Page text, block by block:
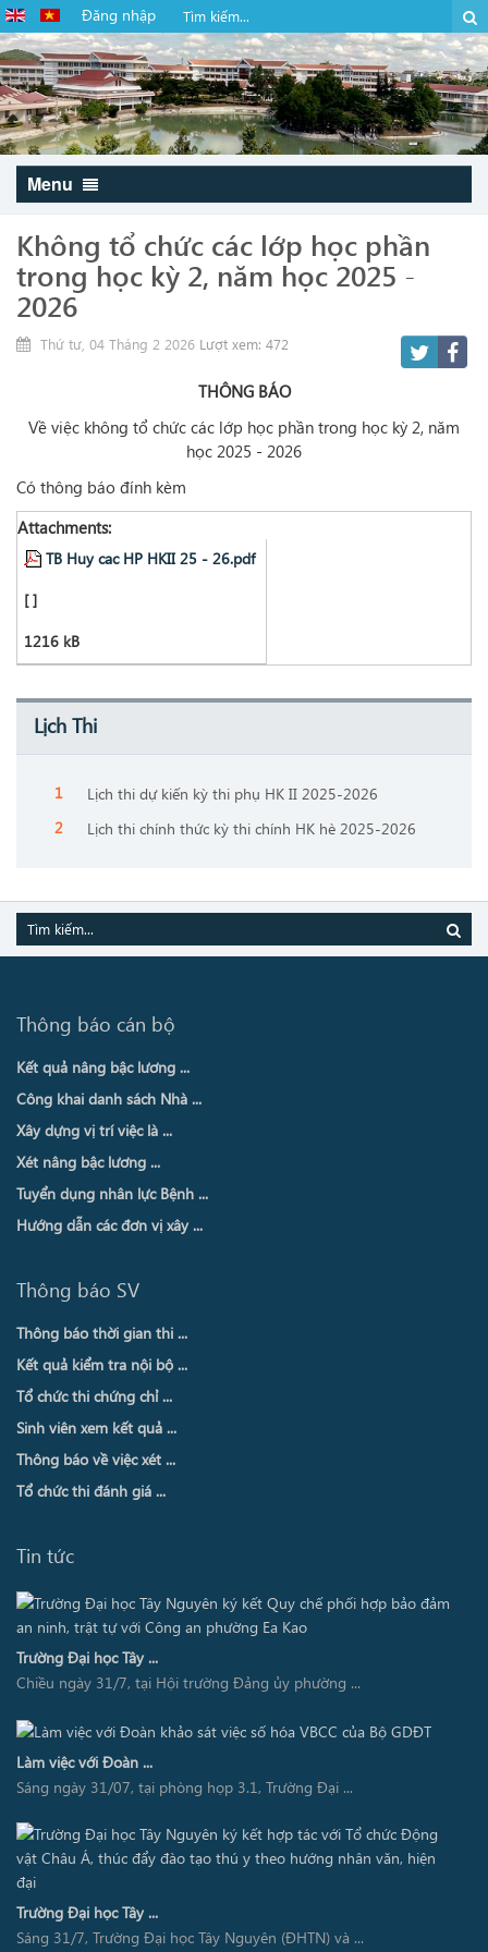
Đăng nhập
Menu
Không tổ chức các lớp học phần
trong học kỳ 2, năm học 2025 -
2026
Thứ tư, 04 Tháng 2 2026 Lượt xem: 472
THÔNG BÁO
Về việc không tổ chức các lớp học phần trong học kỳ 2, năm
học 2025 - 2026
Có thông báo đính kèm
Attachments:
TB Huy cac HP HKII 25 - 26.pdf
[ ]
1216 kB
Lịch Thi
Lịch thi dự kiến kỳ thi phụ HK II 2025-2026
Lịch thi chính thức kỳ thi chính HK hè 2025-2026
Thông báo cán bộ
Kết quả nâng bậc lương ...
Công khai danh sách Nhà ...
Xây dựng vị trí việc là ...
Xét nâng bậc lương ...
Tuyển dụng nhân lực Bệnh ...
Hướng dẫn các đơn vị xây ...
Thông báo SV
Thông báo thời gian thi ...
Kết quả kiểm tra nội bộ ...
Tổ chức thi chứng chỉ ...
Sinh viên xem kết quả ...
Thông báo về việc xét ...
Tổ chức thi đánh giá ...
Tin tức
Trường Đại học Tây ...
Chiều ngày 31/7, tại Hội trường Đảng ủy phường ...
Làm việc với Đoàn ...
Sáng ngày 31/07, tại phòng họp 3.1, Trường Đại ...
Trường Đại học Tây ...
Sáng 31/7, Trường Đại học Tây Nguyên (ĐHTN) và ...